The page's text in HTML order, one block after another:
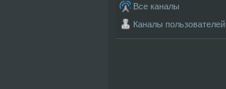
Все каналы
Каналы пользователей